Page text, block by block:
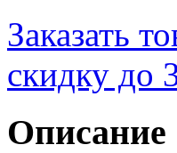
Заказать
скидку до
Описание